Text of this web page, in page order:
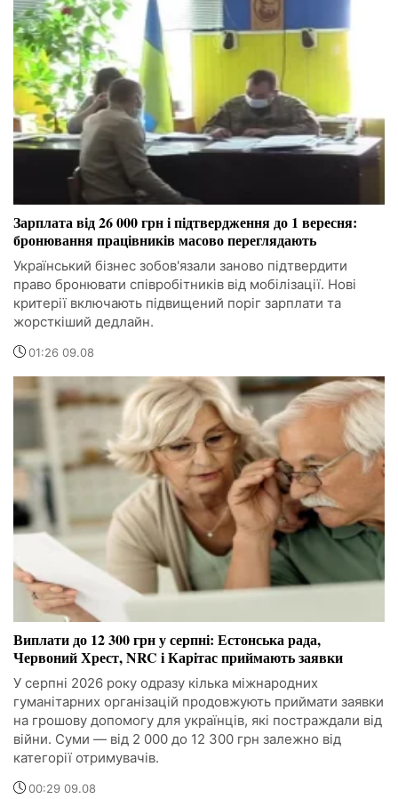
Зарплата від 26 000 грн і підтвердження до 1 вересня:
бронювання працівників масово переглядають
Український бізнес зобов'язали заново підтвердити
право бронювати співробітників від мобілізації. Нові
критерії включають підвищений поріг зарплати та
жорсткіший дедлайн.
01:26 09.08
Виплати до 12 300 грн у серпні: Естонська рада,
Червоний Хрест, NRC і Карітас приймають заявки
У серпні 2026 року одразу кілька міжнародних
гуманітарних організацій продовжують приймати заявки
на грошову допомогу для українців, які постраждали від
війни. Суми — від 2 000 до 12 300 грн залежно від
категорії отримувачів.
00:29 09.08